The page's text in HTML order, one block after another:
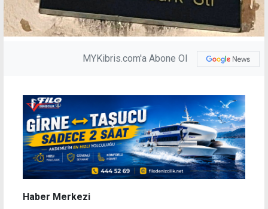
MYKibris.com'a Abone Ol
Haber Merkezi